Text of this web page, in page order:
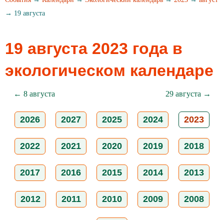
→ 19 августа
19 августа 2023 года в
экологическом календаре
← 8 августа 29 августа →
2026 2027 2025 2024 2023
2022 2021 2020 2019 2018
2017 2016 2015 2014 2013
2012 2011 2010 2009 2008